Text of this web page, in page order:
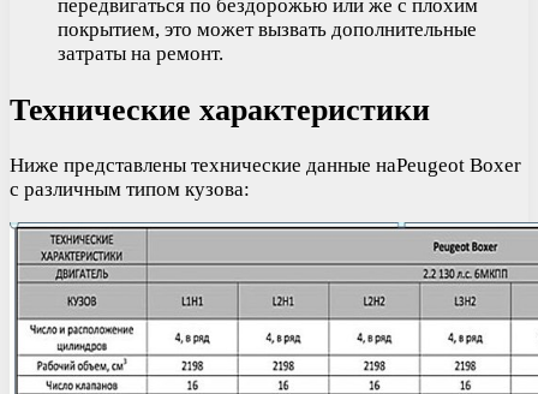
передвигаться по бездорожью или же с плохим
покрытием, это может вызвать дополнительные
затраты на ремонт.
Технические характеристики
Ниже представлены технические данные наPeugeot Boxer
с различным типом кузова: